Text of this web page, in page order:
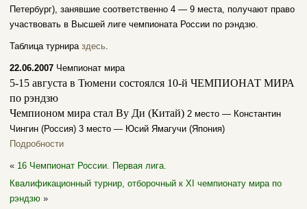
Петербург), занявшие соответственно 4 — 9 места, получают право
участвовать в Высшей лиге чемпионата России по рэндзю.
Таблица турнира здесь.
22.06.2007 Чемпионат мира
5-15 августа в Тюмени состоялся 10-й ЧЕМПИОНАТ МИРА
по рэндзю
Чемпионом мира стал Ву Ди (Китай) 2 место — Константин
Чингин (Россия) 3 место — Юсий Ямагучи (Япония)
Подробности
« 16 Чемпионат России. Первая лига.
Квалификационный турнир, отборочный к XI чемпионату мира по
рэндзю »